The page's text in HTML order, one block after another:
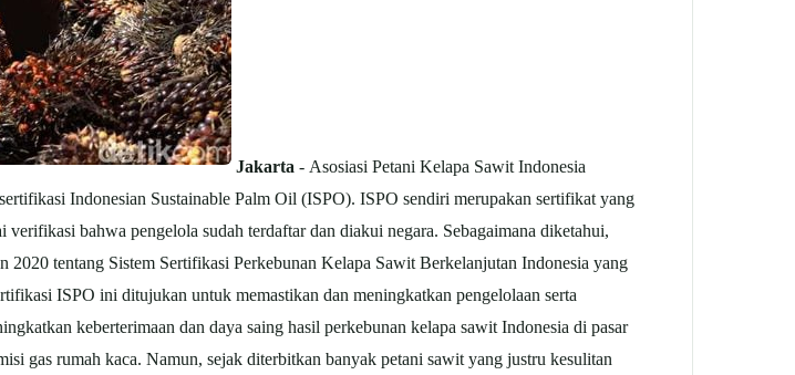
Jakarta - Asosiasi Petani Kelapa Sawit Indonesia
Indonesian Sustainable Palm Oil (ISPO). ISPO sendiri merupakan sertifikat yang
bahwa pengelola sudah terdaftar dan diakui negara. Sebagaimana diketahui,
2020 tentang Sistem Sertifikasi Perkebunan Kelapa Sawit Berkelanjutan Indonesia yang
ISPO ini ditujukan untuk memastikan dan meningkatkan pengelolaan serta
keberterimaan dan daya saing hasil perkebunan kelapa sawit Indonesia di pasar
gas rumah kaca. Namun, sejak diterbitkan banyak petani sawit yang justru kesulitan